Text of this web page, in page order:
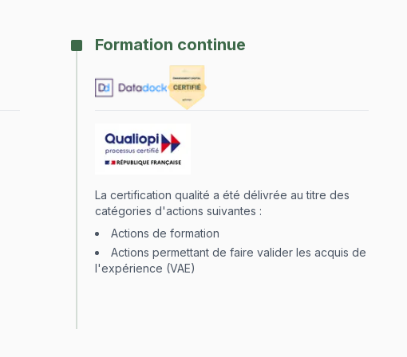
Formation continue
La certification qualité a été délivrée au titre des
catégories d'actions suivantes :
Actions de formation
Actions permettant de faire valider les acquis de
l'expérience (VAE)